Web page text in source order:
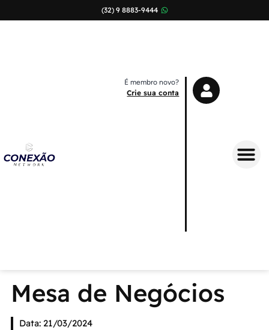
(32) 9 8883-9444
É membro novo?
Crie sua conta
Mesa de Negócios
Data: 21/03/2024